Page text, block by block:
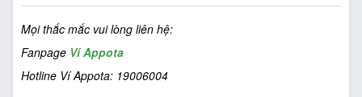
Mọi thắc mắc vui lòng liên hệ:
Fanpage Ví Appota
Hotline Ví Appota: 19006004